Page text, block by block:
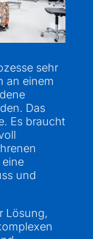
sehr
an einem
Das
Es braucht
und
Lösung,